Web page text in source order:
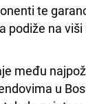
te
podiže na
među
u